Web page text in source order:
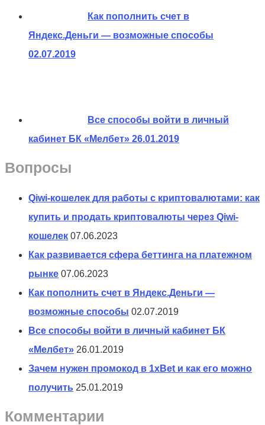
Как пополнить счет в
Яндекс.Деньги — возможные способы
02.07.2019
Все способы войти в личный
кабинет БК «Мелбет» 26.01.2019
Вопросы
Qiwi-кошелек для работы с криптовалютами: как
купить и продать криптовалюты через Qiwi-
кошелек 07.06.2023
Как развивается сфера беттинга на платежном
рынке 07.06.2023
Как пополнить счет в Яндекс.Деньги —
возможные способы 02.07.2019
Все способы войти в личный кабинет БК
«Мелбет» 26.01.2019
Зачем нужен промокод в 1xBet и как его можно
получить 25.01.2019
Комментарии